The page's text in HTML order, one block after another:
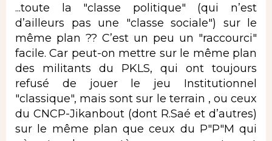
...toute la "classe politique" (qui n’est
d’ailleurs pas une "classe sociale") sur le
même plan ?? C’est un peu un "raccourci"
facile. Car peut-on mettre sur le même plan
des militants du PKLS, qui ont toujours
refusé de jouer le jeu Institutionnel
"classique", mais sont sur le terrain , ou ceux
du CNCP-Jikanbout (dont R.Saé et d’autres)
sur le même plan que ceux du P"P"M qui